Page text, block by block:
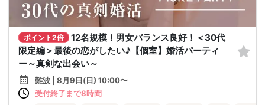
ポイント2倍
12名規模！男女バランス良好！＜30代
限定編＞最後の恋がしたい♪【個室】婚活パーティ
ー～真剣な出会い～
難波 | 8月9日(日) 10:00〜
受付終了まで8時間